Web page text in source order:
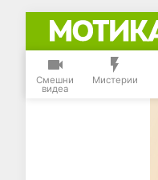
Смешни
видеа
Мистерии